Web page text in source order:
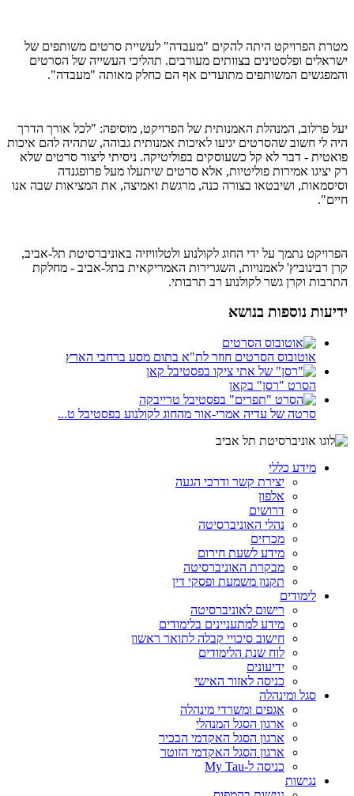
מטרת הפרויקט היתה להקים "מעבדה" לעשיית סרטים משותפים של
ישראלים ופלסטינים בצוותים מעורבים. תהליכי העשייה של הסרטים
והמפגשים המשותפים מתועדים אף הם כחלק מאותה "מעבדה".
יעל פרלוב, המנהלת האמנותית של הפרויקט, מוסיפה: "לכל אורך הדרך
היה לי חשוב שהסרטים יגיעו לאיכות אמנותית גבוהה, שתהיה להם איכות
פואטית - דבר לא קל כשעוסקים בפוליטיקה. ניסיתי ליצור סרטים שלא
רק יציגו אמירות פוליטיות, אלא סרטים שיתעלו מעל פרופגנדה
וסיסמאות, ושיבטאו בצורה כנה, מרגשת ואמיצה, את המציאות שבה אנו
חיים".
הפרויקט נתמך על ידי החוג לקולנוע ולטלוויזיה באוניברסיטת תל-אביב,
קרן רבינוביץ' לאמנויות, השגרירות האמריקאית בתל-אביב - מחלקת
התרבות וקרן גשר לקולנוע רב תרבותי.
ידיעות נוספות בנושא
אוטובוס הסרטים חוזר לת"א בתום מסע ברחבי הארץ
הסרט "רסן" בקאן
סרטה של עדיה אמרי-אור מהחוג לקולנוע בפסטיבל ט...
מידע כללי
יצירת קשר ודרכי הגעה
אלפון
דרושים
נהלי האוניברסיטה
מכרזים
מידע לשעת חירום
מבקרת האוניברסיטה
תקנון משמעת ופסקי דין
לימודים
רישום לאוניברסיטה
מידע למתעניינים בלימודים
חישוב סיכויי קבלה לתואר ראשון
לוח שנת הלימודים
ידיעונים
כניסה לאזור האישי
סגל ומינהלה
אגפים ומשרדי מינהלה
ארגון הסגל המנהלי
ארגון הסגל האקדמי הבכיר
ארגון הסגל האקדמי הזוטר
כניסה ל-My Tau
נגישות